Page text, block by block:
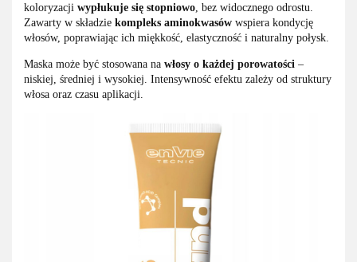
koloryzacji wypłukuje się stopniowo , bez widocznego odrostu.
Zawarty w składzie kompleks aminokwasów wspiera kondycję
włosów, poprawiając ich miękkość, elastyczność i naturalny połysk.
Maska może być stosowana na włosy o każdej porowatości –
niskiej, średniej i wysokiej. Intensywność efektu zależy od struktury
włosa oraz czasu aplikacji.